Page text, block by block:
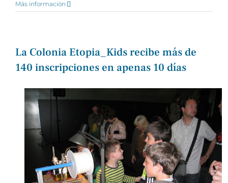
Más información
La Colonia Etopia_Kids recibe más de
140 inscripciones en apenas 10 días